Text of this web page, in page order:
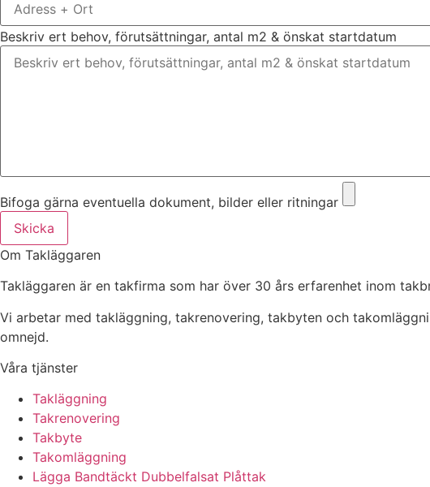
Beskriv ert behov, förutsättningar, antal m2 & önskat startdatum
Bifoga gärna eventuella dokument, bilder eller ritningar
Skicka
Om Takläggaren
Takläggaren är en takfirma som har över 30 års erfarenhet inom
Vi arbetar med takläggning, takrenovering, takbyten och
omnejd.
Våra tjänster
Takläggning
Takrenovering
Takbyte
Takomläggning
Lägga Bandtäckt Dubbelfalsat Plåttak